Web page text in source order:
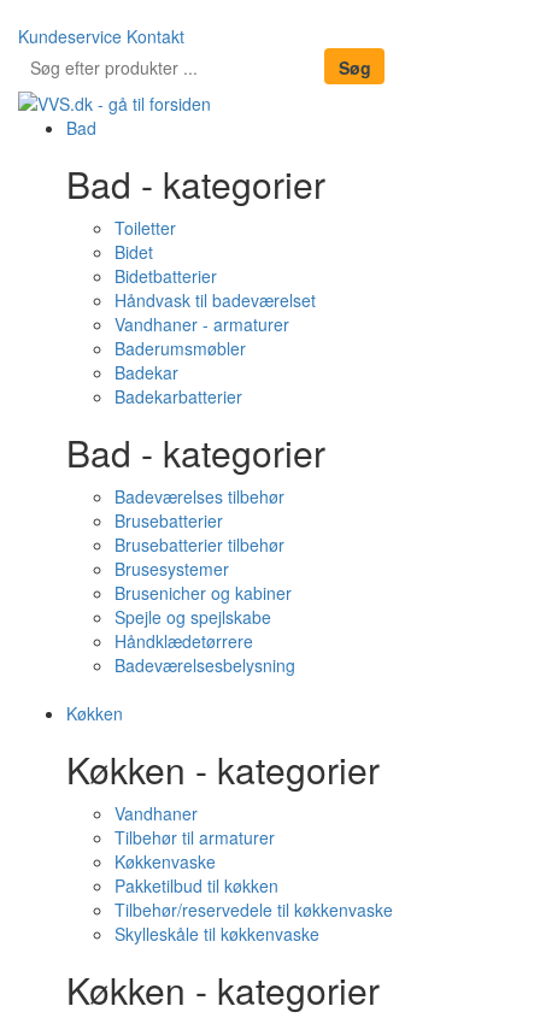
Kundeservice Kontakt
Bad
Bad - kategorier
Toiletter
Bidet
Bidetbatterier
Håndvask til badeværelset
Vandhaner - armaturer
Baderumsmøbler
Badekar
Badekarbatterier
Bad - kategorier
Badeværelses tilbehør
Brusebatterier
Brusebatterier tilbehør
Brusesystemer
Brusenicher og kabiner
Spejle og spejlskabe
Håndklædetørrere
Badeværelsesbelysning
Køkken
Køkken - kategorier
Vandhaner
Tilbehør til armaturer
Køkkenvaske
Pakketilbud til køkken
Tilbehør/reservedele til køkkenvaske
Skylleskåle til køkkenvaske
Køkken - kategorier